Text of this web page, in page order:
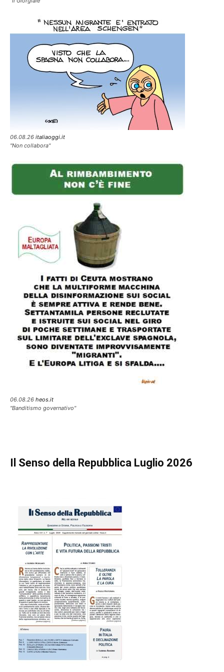
06.08.26 italiaoggi.it
"Non collabora"
06.08.26 heos.it
"Banditismo governativo"
Il Senso della Repubblica Luglio 2026